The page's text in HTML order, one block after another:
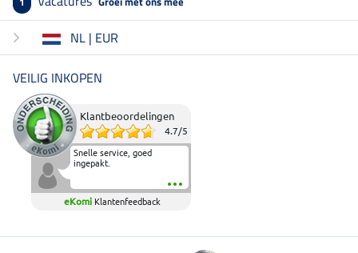
NL | EUR
VEILIG INKOPEN
Klantbeoordelingen
4.7/5
Snelle service, goed
ingepakt.
eKomi Klantenfeedback